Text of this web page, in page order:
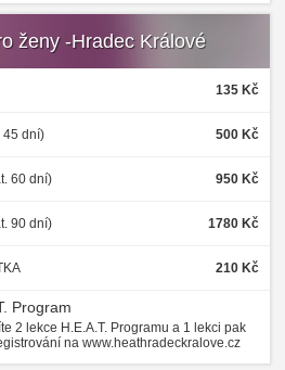
ženy -Hradec Králové
135 Kč
45 dní) 500 Kč
60 dní) 950 Kč
90 dní) 1780 Kč
210 Kč
Program
2 lekce H.E.A.T. Programu a 1 lekci pak
na www.heathradeckralove.cz